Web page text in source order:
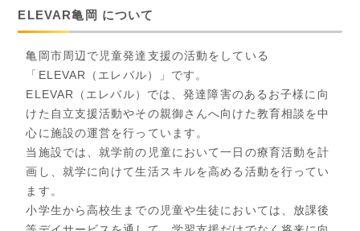
ELEVAR亀岡 について
亀岡市周辺で児童発達支援の活動をしている
「ELEVAR（エレバル）」です。
ELEVAR（エレバル）では、発達障害のあるお子様に向
けた自立支援活動やその親御さんへ向けた教育相談を中
心に施設の運営を行っています。
当施設では、就学前の児童において一日の療育活動を計
画し、就学に向けて生活スキルを高める活動を行ってい
ます。
小学生から高校生までの児童や生徒においては、放課後